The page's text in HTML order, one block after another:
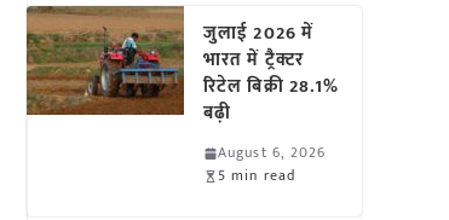
जुलाई 2026 में
भारत में ट्रैक्टर
रिटेल बिक्री 28.1%
बढ़ी
August 6, 2026
5 min read